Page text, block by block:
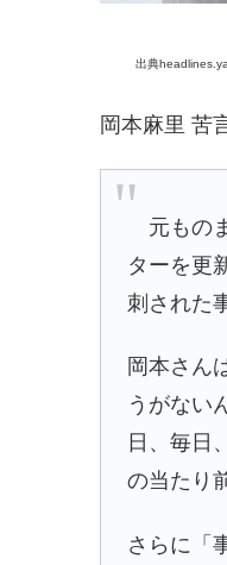
出典
岡本麻里 苦
元もの
ターを更
刺された
岡本さん
うがない
日、毎日
の当たり
さらに「